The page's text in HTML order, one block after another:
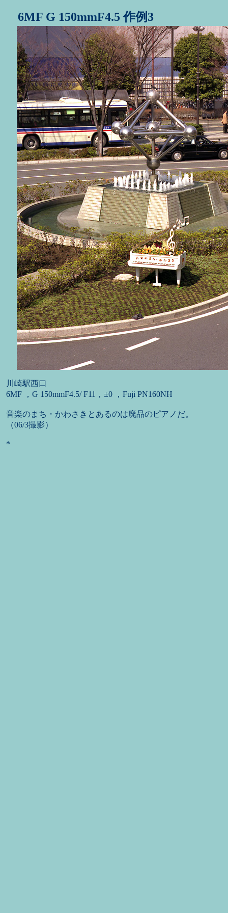
6MF G 150mmF4.5 作例3
川崎駅西口
6MF ，G 150mmF4.5/ F11，±0 ，Fuji PN160NH
音楽のまち・かわさきとあるのは廃品のピアノだ。
（06/3撮影）
*